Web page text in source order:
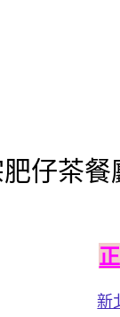
仔茶
新